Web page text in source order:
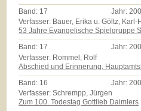
Band: 17 Jahr:
Verfasser: Bauer, Erika u. Göltz, Karl-
53 Jahre Evangelische Spielgruppe
Band: 17 Jahr:
Verfasser: Rommel, Rolf
Abschied und Erinnerung.
Band: 16 Jahr:
Verfasser: Schrempp, Jürgen
Zum 100. Todestag Gottlieb Daimlers